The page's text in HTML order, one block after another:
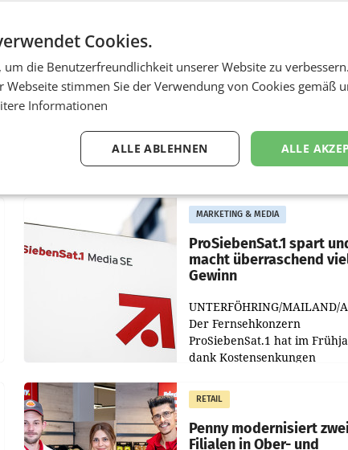
MARKETING & MEDIA
ProSiebenSat.1 spart
macht überraschend
Gewinn
UNTERFÖHRING/MAILAND/
Der Fernsehkonzern
ProSiebenSat.1 hat im
dank Kostensenkungen
gemacht und die
Markterwartung deutlich
übertroffen.
RETAIL
Penny modernisiert
Filialen in Ober- und
Cookies.
um die Benutzerfreundlichkeit unserer Website zu
stimmen Sie der Verwendung von Cookies gemäß
Informationen
ALLE
ALLE ABLEHNEN